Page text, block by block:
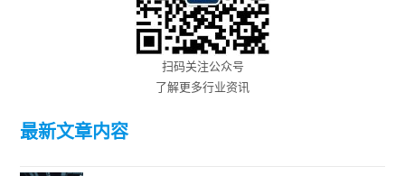
扫码关注公众号
了解更多行业资讯
最新文章内容